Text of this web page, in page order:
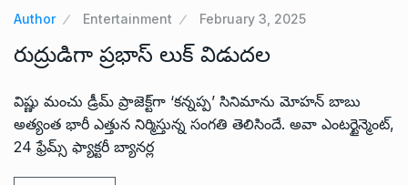
Author Entertainment February 3, 2025
రుద్రుడిగా ప్రభాస్ లుక్ విడుదల
విష్ణు మంచు డ్రీమ్ ప్రాజెక్ట్‌గా ‘కన్నప్ప’ సినిమాను మోహన్ బాబు
అత్యంత భారీ ఎత్తున నిర్మిస్తున్న సంగతి తెలిసిందే. అవా ఎంటర్టైన్మెంట్,
24 ఫ్రేమ్స్ ఫ్యాక్టరీ బ్యానర్ల